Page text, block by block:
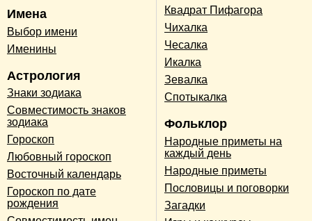
Имена
Выбор имени
Именины
Астрология
Знаки зодиака
Совместимость знаков
зодиака
Гороскоп
Любовный гороскоп
Восточный календарь
Гороскоп по дате
рождения
Квадрат Пифагора
Чихалка
Чесалка
Икалка
Зевалка
Спотыкалка
Фольклор
Народные приметы на
каждый день
Народные приметы
Пословицы и поговорки
Загадки